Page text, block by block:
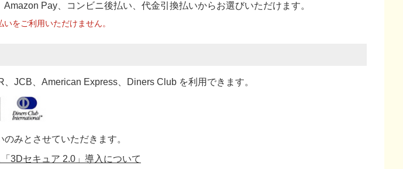
、Amazon Pay、コンビニ後払い、代金引換払いからお選びいただけます。
をご利用いただけません。
JCB、American Express、Diners Club を利用できます。
みとさせていただきます。
3Dセキュア 2.0」導入について